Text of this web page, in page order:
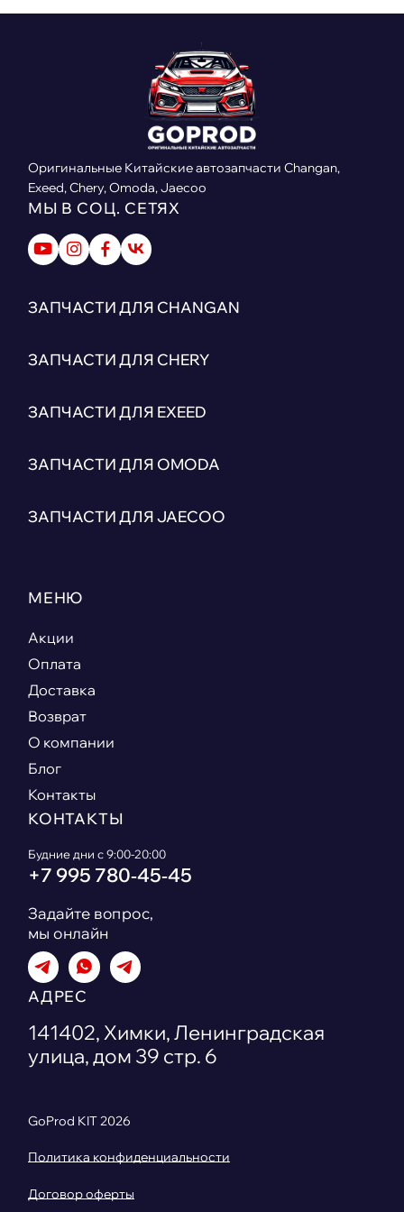
Оригинальные Китайские автозапчасти Changan,
Exeed, Chery, Omoda, Jaecoo
МЫ В СОЦ. СЕТЯХ
ЗАПЧАСТИ ДЛЯ CHANGAN
ЗАПЧАСТИ ДЛЯ CHERY
ЗАПЧАСТИ ДЛЯ EXEED
ЗАПЧАСТИ ДЛЯ OMODA
ЗАПЧАСТИ ДЛЯ JAECOO
МЕНЮ
Акции
Оплата
Доставка
Возврат
О компании
Блог
Контакты
КОНТАКТЫ
Будние дни с 9:00-20:00
+7 995 780‑45‑45
Задайте вопрос,
мы онлайн
АДРЕС
141402, Химки, Ленинградская
улица, дом 39 стр. 6
GoProd KIT2026
Политика конфиденциальности
Договор оферты